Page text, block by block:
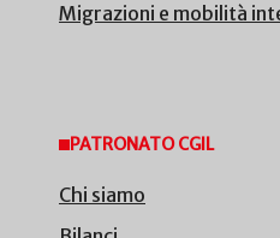
Migrazioni e mobilità
PATRONATO CGIL
Chi siamo